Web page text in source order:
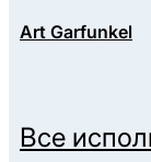
Art Garfunkel
Все